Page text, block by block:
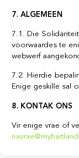
7. ALGEMEEN
7.1. Die
voorwaardes te
webwerf
7.2. Hierdie
Enige geskille sal
8. KONTAK ONS
Vir enige vrae of